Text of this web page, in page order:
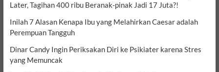
Later, Tagihan 400 ribu Beranak-pinak Jadi 17 Juta?!
Inilah 7 Alasan Kenapa Ibu yang Melahirkan Caesar adalah
Perempuan Tangguh
Dinar Candy Ingin Periksakan Diri ke Psikiater karena Stres
yang Memuncak